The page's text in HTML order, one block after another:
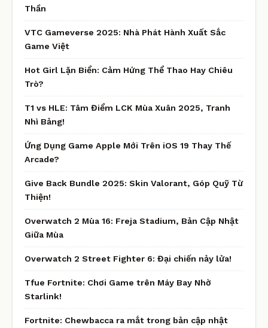
Thần
VTC Gameverse 2025: Nhà Phát Hành Xuất Sắc
Game Việt
Hot Girl Lặn Biển: Cảm Hứng Thể Thao Hay Chiêu
Trò?
T1 vs HLE: Tâm Điểm LCK Mùa Xuân 2025, Tranh
Nhì Bảng!
Ứng Dụng Game Apple Mới Trên iOS 19 Thay Thế
Arcade?
Give Back Bundle 2025: Skin Valorant, Góp Quỹ Từ
Thiện!
Overwatch 2 Mùa 16: Freja Stadium, Bản Cập Nhật
Giữa Mùa
Overwatch 2 Street Fighter 6: Đại chiến nảy lửa!
Tfue Fortnite: Chơi Game trên Máy Bay Nhờ
Starlink!
Fortnite: Chewbacca ra mắt trong bản cập nhật